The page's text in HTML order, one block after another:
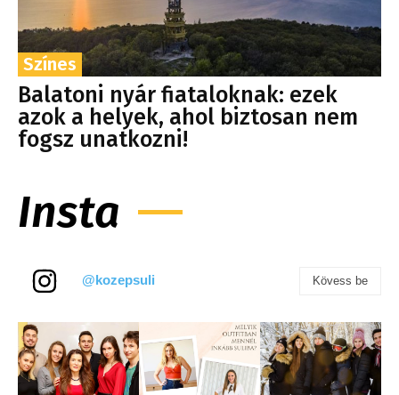
Színes
Balatoni nyár fiataloknak: ezek
azok a helyek, ahol biztosan nem
fogsz unatkozni!
Insta
@kozepsuli Kövess be